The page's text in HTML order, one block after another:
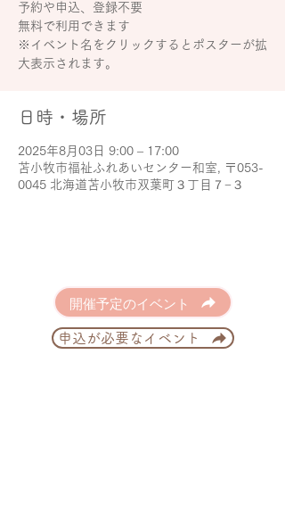
予約や申込、登録不要
無料で利用できます
※イベント名をクリックするとポスターが拡
大表示されます。
日時・場所
2025年8月03日 9:00 – 17:00
苫小牧市福祉ふれあいセンター和室, 〒053-
0045 北海道苫小牧市双葉町３丁目７−３
開催予定のイベント
申込が必要なイベント